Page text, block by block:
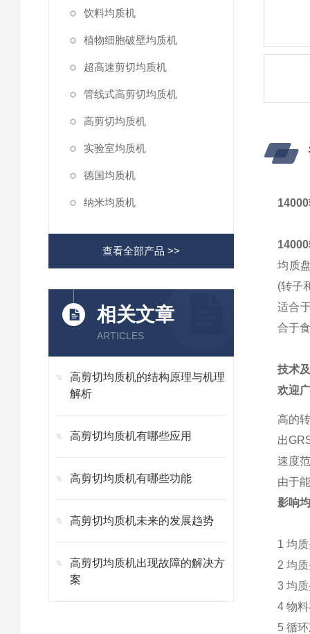
饮料均质机
植物细胞破壁均质机
超高速剪切均质机
管线式高剪切均质机
高剪切均质机
实验室均质机
德国均质机
纳米均质机
查看全部产品 >>
相关文章
ARTICLES
高剪切均质机的结构原理与机理
解析
高剪切均质机有哪些应用
高剪切均质机有哪些功能
高剪切均质机未来的发展趋势
高剪切均质机出现故障的解决方
案
均质
(转子
适合
合于
技术
欢迎
高的
出
速度
由于
影响
1 均
2 均
3 均
4 物
5 循